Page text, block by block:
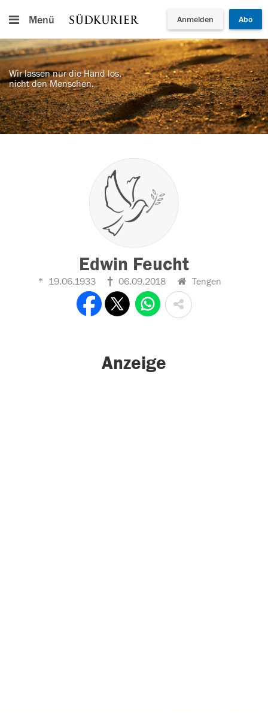
Menü Anmelden Abo
Wir lassen nur die Hand los,
nicht den Menschen.
Edwin Feucht
19.06.1933 06.09.2018 Tengen
Anzeige